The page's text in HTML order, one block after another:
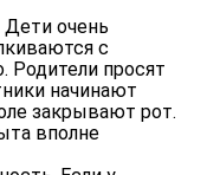
Дети очень
с
Родители просят
начинают
закрывают рот.
вполне